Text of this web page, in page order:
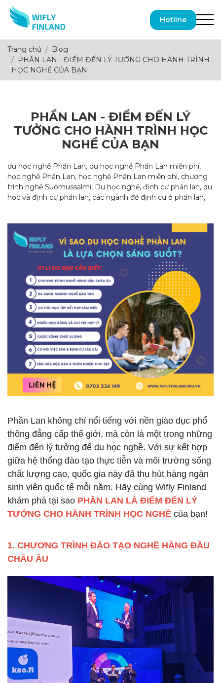
Hotline
Trang chủ
Blog
PHẦN LAN - ĐIỂM ĐẾN LÝ TƯỞNG CHO HÀNH TRÌNH
HỌC NGHỀ CỦA BẠN
PHẦN LAN - ĐIỂM ĐẾN LÝ
TƯỞNG CHO HÀNH TRÌNH HỌC
NGHỀ CỦA BẠN
du học nghề Phần Lan, du học nghề Phần Lan miễn phí,
học nghề Phần Lan, học nghề Phần Lan miễn phí, chương
trình nghề Suomussalmi, Du học nghề, định cư phần lan, du
học và định cư phần lan, các ngành để định cư ở phần lan,
Phần Lan không chỉ nổi tiếng với nền giáo dục phổ
thông đẳng cấp thế giới, mà còn là một trong những
điểm đến lý tưởng để du học nghề. Với sự kết hợp
giữa hệ thống đào tạo thực tiễn và môi trường sống
chất lượng cao, quốc gia này đã thu hút hàng ngàn
sinh viên quốc tế mỗi năm. Hãy cùng Wifly Finland
khám phá tại sao PHẦN LAN LÀ ĐIỂM ĐẾN LÝ
TƯỞNG CHO HÀNH TRÌNH HỌC NGHỀ của bạn!
1. CHƯƠNG TRÌNH ĐÀO TẠO NGHỀ HÀNG ĐẦU
CHÂU ÂU